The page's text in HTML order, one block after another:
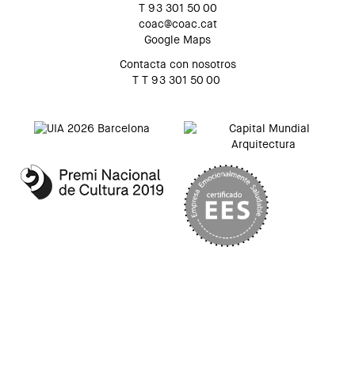
T 93 301 50 00
coac@coac.cat
Google Maps
Contacta con nosotros
T T 93 301 50 00